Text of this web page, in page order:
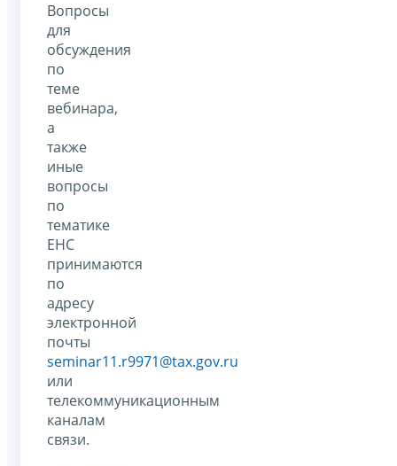
Вопросы
для
обсуждения
по
теме
вебинара,
а
также
иные
вопросы
по
тематике
ЕНС
принимаются
по
адресу
электронной
почты
seminar11.r9971@tax.gov.ru
или
телекоммуникационным
каналам
связи.